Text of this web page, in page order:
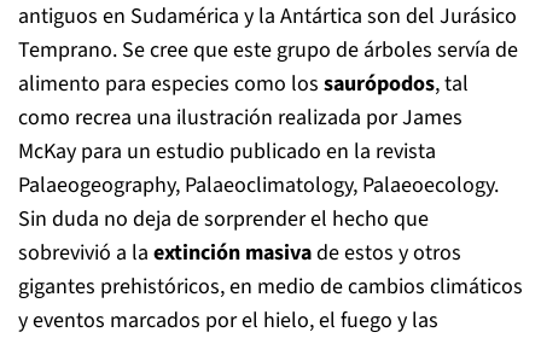
antiguos en Sudamérica y la Antártica son del Jurásico
Temprano. Se cree que este grupo de árboles servía de
alimento para especies como los saurópodos, tal
como recrea una ilustración realizada por James
McKay para un estudio publicado en la revista
Palaeogeography, Palaeoclimatology, Palaeoecology.
Sin duda no deja de sorprender el hecho que
sobrevivió a la extinción masivade estos y otros
gigantes prehistóricos, en medio de cambios climáticos
y eventos marcados por el hielo, el fuego y las